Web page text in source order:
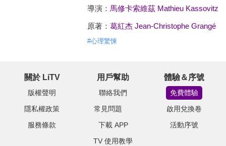
導演： 馬修卡索維茲 Mathieu Kassovitz
原著： 葛紅杰 Jean-Christophe Grangé
#心理驚悚
關於 LiTV
版權聲明
隱私權政策
服務條款
用戶幫助
聯絡我們
常見問題
下載 APP
TV 使用教學
體驗＆序號
免費體驗
啟用兌換卷
活動序號